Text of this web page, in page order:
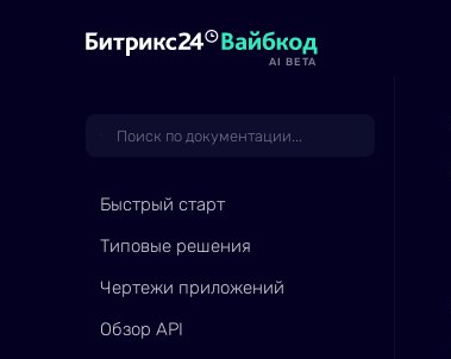
AI BETA
Быстрый старт
Типовые решения
Чертежи приложений
Обзор API